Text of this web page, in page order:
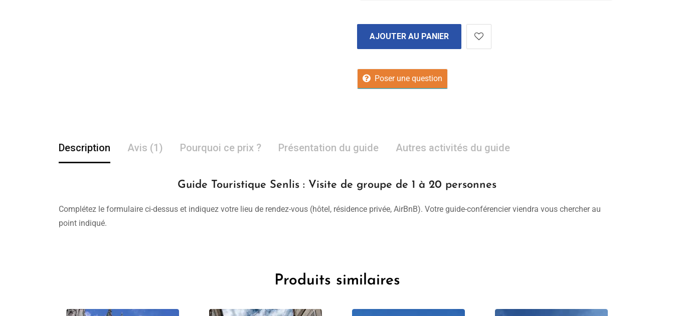
AJOUTER AU PANIER
Poser une question
Description Avis (1) Pourquoi ce prix ? Présentation du guide Autres activités du guide
Guide Touristique Senlis : Visite de groupe de 1 à 20 personnes
Complétez le formulaire ci-dessus et indiquez votre lieu de rendez-vous (hôtel, résidence privée, AirBnB). Votre guide-conférencier viendra vous chercher au
point indiqué.
Produits similaires